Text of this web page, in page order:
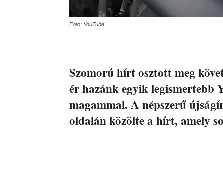
Fotó: YouTube
Szomorú hírt osztott meg
ér hazánk egyik legismertebb
magammal. A népszerű
oldalán közölte a hírt, amely